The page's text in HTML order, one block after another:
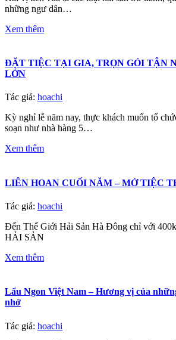
những ngư dân…
Xem thêm
ĐẶT TIỆC TẠI GIA, TRỌN GÓI TẬN
LỚN️
Tác giả: hoachi
Kỳ nghỉ lễ năm nay, thực khách muốn tổ
soạn như nhà hàng 5…
Xem thêm
LIÊN HOAN CUỐI NĂM – MỞ TIỆC
Tác giả: hoachi
Đến Thế Giới Hải Sản Hà Đông chỉ với
HẢI SẢN
Xem thêm
Lẩu Ngon Việt Nam – Hương vị của
nhớ
Tác giả: hoachi